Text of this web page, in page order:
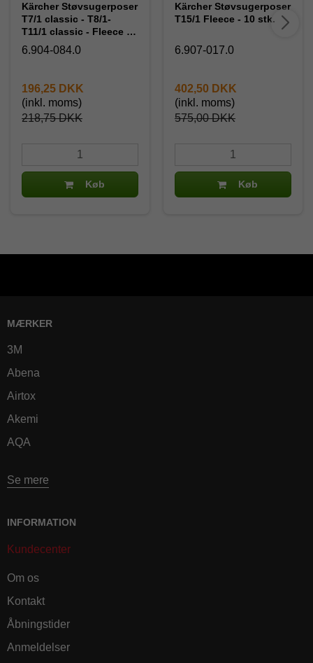
Kärcher Støvsugerposer
T7/1 classic - T8/1-
T11/1 classic - Fleece -
10 stk.
6.904-084.0
218,75 DKK
196,25 DKK
(inkl. moms)
Køb
Kärcher Støvsugerposer
T15/1 Fleece - 10 stk.
6.907-017.0
575,00 DKK
402,50 DKK
(inkl. moms)
Køb
MÆRKER
3M
Abena
Airtox
Akemi
AQA
Se mere
INFORMATION
Kundecenter
Om os
Kontakt
Åbningstider
Anmeldelser